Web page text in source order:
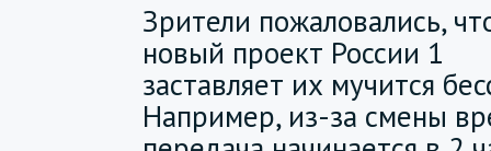
Зрители пожаловались,
новый проект России 1
заставляет их мучится
Например, из-за смены